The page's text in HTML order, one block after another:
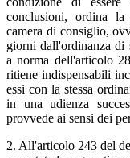
conclusioni, ordina la
camera di consiglio,
giorni dall'ordinanza di
a norma dell'articolo
ritiene indispensabili
essi con la stessa
in una udienza
provvede ai sensi dei
2. All'articolo 243 del